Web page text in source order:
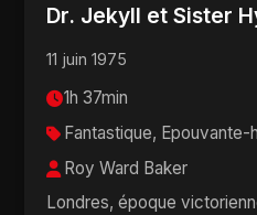
Dr. Jekyll et Sister
11 juin 1975
1h 37min
Fantastique, Epouvante-
Roy Ward Baker
Londres, époque